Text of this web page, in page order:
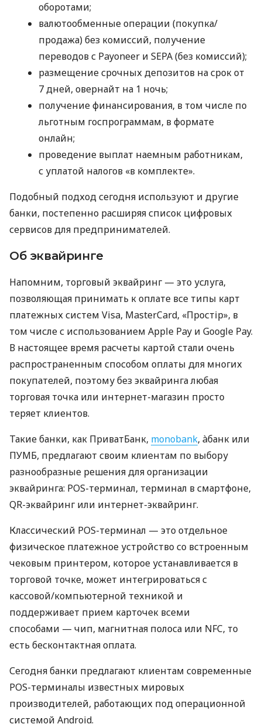
оборотами;
валютообменные операции (покупка/
продажа) без комиссий, получение
переводов с Payoneer и SEPA (без комиссий);
размещение срочных депозитов на срок от
7 дней, овернайт на 1 ночь;
получение финансирования, в том числе по
льготным госпрограммам, в формате
онлайн;
проведение выплат наемным работникам,
с уплатой налогов «в комплекте».
Подобный подход сегодня используют и другие
банки, постепенно расширяя список цифровых
сервисов для предпринимателей.
Об эквайринге
Напомним, торговый эквайринг — это услуга,
позволяющая принимать к оплате все типы карт
платежных систем Visa, MasterCard, «Простір», в
том числе с использованием Apple Pay и Google Pay.
В настоящее время расчеты картой стали очень
распространенным способом оплаты для многих
покупателей, поэтому без эквайринга любая
торговая точка или интернет-магазин просто
теряет клиентов.
Такие банки, как ПриватБанк, monobank, àбанк или
ПУМБ, предлагают своим клиентам по выбору
разнообразные решения для организации
эквайринга: POS-терминал, терминал в смартфоне,
QR-эквайринг или интернет-эквайринг.
Классический POS-терминал — это отдельное
физическое платежное устройство со встроенным
чековым принтером, которое устанавливается в
торговой точке, может интегрироваться с
кассовой/компьютерной техникой и
поддерживает прием карточек всеми
способами — чип, магнитная полоса или NFC, то
есть бесконтактная оплата.
Сегодня банки предлагают клиентам современные
POS-терминалы известных мировых
производителей, работающих под операционной
системой Android.